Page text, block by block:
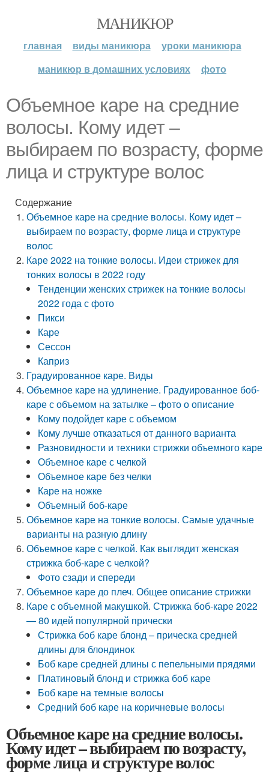
МАНИКЮР
главная виды маникюра
уроки маникюра
маникюр в домашних условиях
фото
Объемное каре на средние
волосы. Кому идет –
выбираем по возрасту, форме
лица и структуре волос
Содержание
Объемное каре на средние волосы. Кому идет –
выбираем по возрасту, форме лица и структуре
волос
Каре 2022 на тонкие волосы. Идеи стрижек для
тонких волосы в 2022 году
Тенденции женских стрижек на тонкие волосы
2022 года с фото
Пикси
Каре
Сессон
Каприз
Градуированное каре. Виды
Объемное каре на удлинение. Градуированное боб-
каре с объемом на затылке – фото о описание
Кому подойдет каре с объемом
Кому лучше отказаться от данного варианта
Разновидности и техники стрижки объемного каре
Объемное каре с челкой
Объемное каре без челки
Каре на ножке
Объемный боб-каре
Объемное каре на тонкие волосы. Самые удачные
варианты на разную длину
Объемное каре с челкой. Как выглядит женская
стрижка боб-каре с челкой?
Фото сзади и спереди
Объемное каре до плеч. Общее описание стрижки
Каре с объемной макушкой. Стрижка боб-каре 2022
— 80 идей популярной прически
Стрижка боб каре блонд – прическа средней
длины для блондинок
Боб каре средней длины с пепельными прядями
Платиновый блонд и стрижка боб каре
Боб каре на темные волосы
Средний боб каре на коричневые волосы
Объемное каре на средние волосы.
Кому идет – выбираем по возрасту,
форме лица и структуре волос